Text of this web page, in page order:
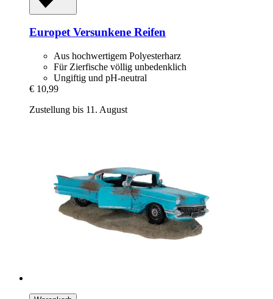
EuropetVersunkene Reifen
Aus hochwertigem Polyesterharz
Für Zierfische völlig unbedenklich
Ungiftig und pH-neutral
€ 10,99
Zustellung bis 11. August